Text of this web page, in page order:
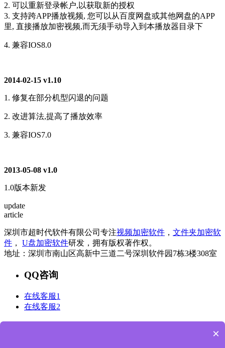
2. 可以重新登录帐户,以获取新的授权
3. 支持跨APP播放视频, 您可以从百度网盘或其他网盘的APP
里, 直接播放加密视频,而无须手动导入到本播放器目录下
4. 兼容IOS8.0
2014-02-15 v1.10
1. 修复在部分机型闪退的问题
2. 改进算法,提高了播放效率
3. 兼容IOS7.0
2013-05-08 v1.0
1.0版本新发
update
article
深圳市超时代软件有限公司专注视频加密软件 ， 文件夹加密软
件 ， U盘加密软件研发，拥有版权著作权。
地址：深圳市南山区高新中三道二号深圳软件园7栋3楼308室
QQ咨询
在线客服1
在线客服2
×